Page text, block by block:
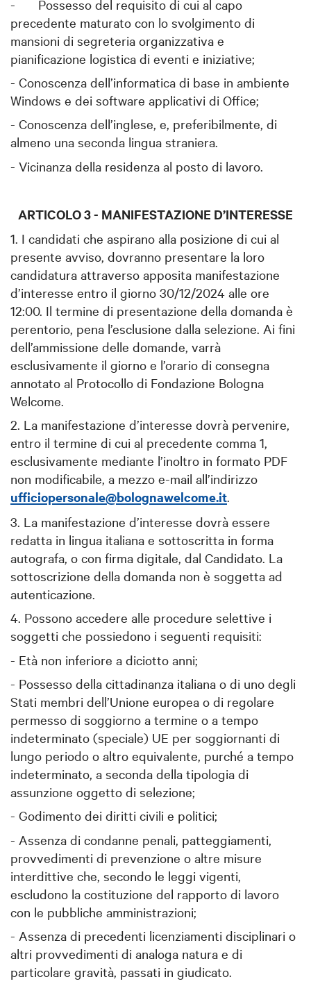
-
Possesso del requisito di cui al capo
precedente maturato con lo svolgimento di
mansioni di segreteria organizzativa e
pianificazione logistica di eventi e iniziative;
- Conoscenza dell’informatica di base in ambiente
Windows e dei software applicativi di Office;
- Conoscenza dell’inglese, e, preferibilmente, di
almeno una seconda lingua straniera.
- Vicinanza della residenza al posto di lavoro.
ARTICOLO 3 - MANIFESTAZIONE D’INTERESSE
1. I candidati che aspirano alla posizione di cui al
presente avviso, dovranno presentare la loro
candidatura attraverso apposita manifestazione
d’interesse entro il giorno 30/12/2024 alle ore
12:00. Il termine di presentazione della domanda è
perentorio, pena l’esclusione dalla selezione. Ai fini
dell’ammissione delle domande, varrà
esclusivamente il giorno e l’orario di consegna
annotato al Protocollo di Fondazione Bologna
Welcome.
2. La manifestazione d’interesse dovrà pervenire,
entro il termine di cui al precedente comma 1,
esclusivamente mediante l’inoltro in formato PDF
non modificabile, a mezzo e-mail all’indirizzo
ufficiopersonale@bolognawelcome.it.
3. La manifestazione d’interesse dovrà essere
redatta in lingua italiana e sottoscritta in forma
autografa, o con firma digitale, dal Candidato. La
sottoscrizione della domanda non è soggetta ad
autenticazione.
4. Possono accedere alle procedure selettive i
soggetti che possiedono i seguenti requisiti:
- Età non inferiore a diciotto anni;
- Possesso della cittadinanza italiana o di uno degli
Stati membri dell’Unione europea o di regolare
permesso di soggiorno a termine o a tempo
indeterminato (speciale) UE per soggiornanti di
lungo periodo o altro equivalente, purché a tempo
indeterminato, a seconda della tipologia di
assunzione oggetto di selezione;
- Godimento dei diritti civili e politici;
- Assenza di condanne penali, patteggiamenti,
provvedimenti di prevenzione o altre misure
interdittive che, secondo le leggi vigenti,
escludono la costituzione del rapporto di lavoro
con le pubbliche amministrazioni;
- Assenza di precedenti licenziamenti disciplinari o
altri provvedimenti di analoga natura e di
particolare gravità, passati in giudicato.